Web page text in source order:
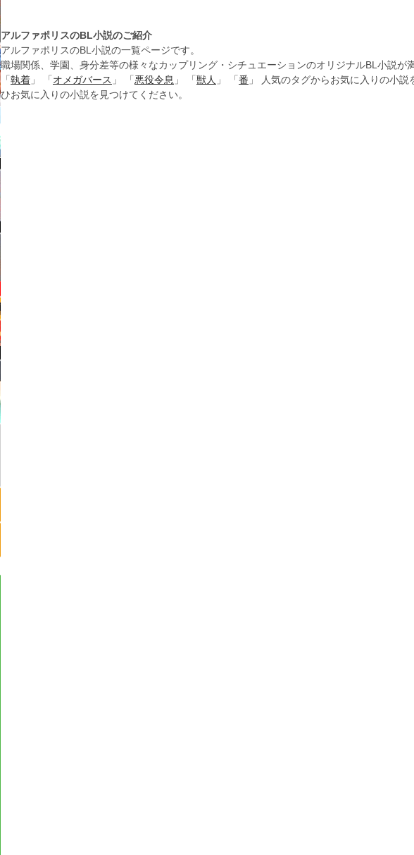
アルファポリスのBL小説のご紹介
アルファポリスのBL小説の一覧ページです。
職場関係、学園、身分差等の様々なカップリング・シチュエーションのオリジナルBL小説が
「 執着 」 「 オメガバース 」 「 悪役令息 」 「 獣人 」 「 番 」 人気のタグからお気に入りの小
ひお気に入りの小説を見つけてください。